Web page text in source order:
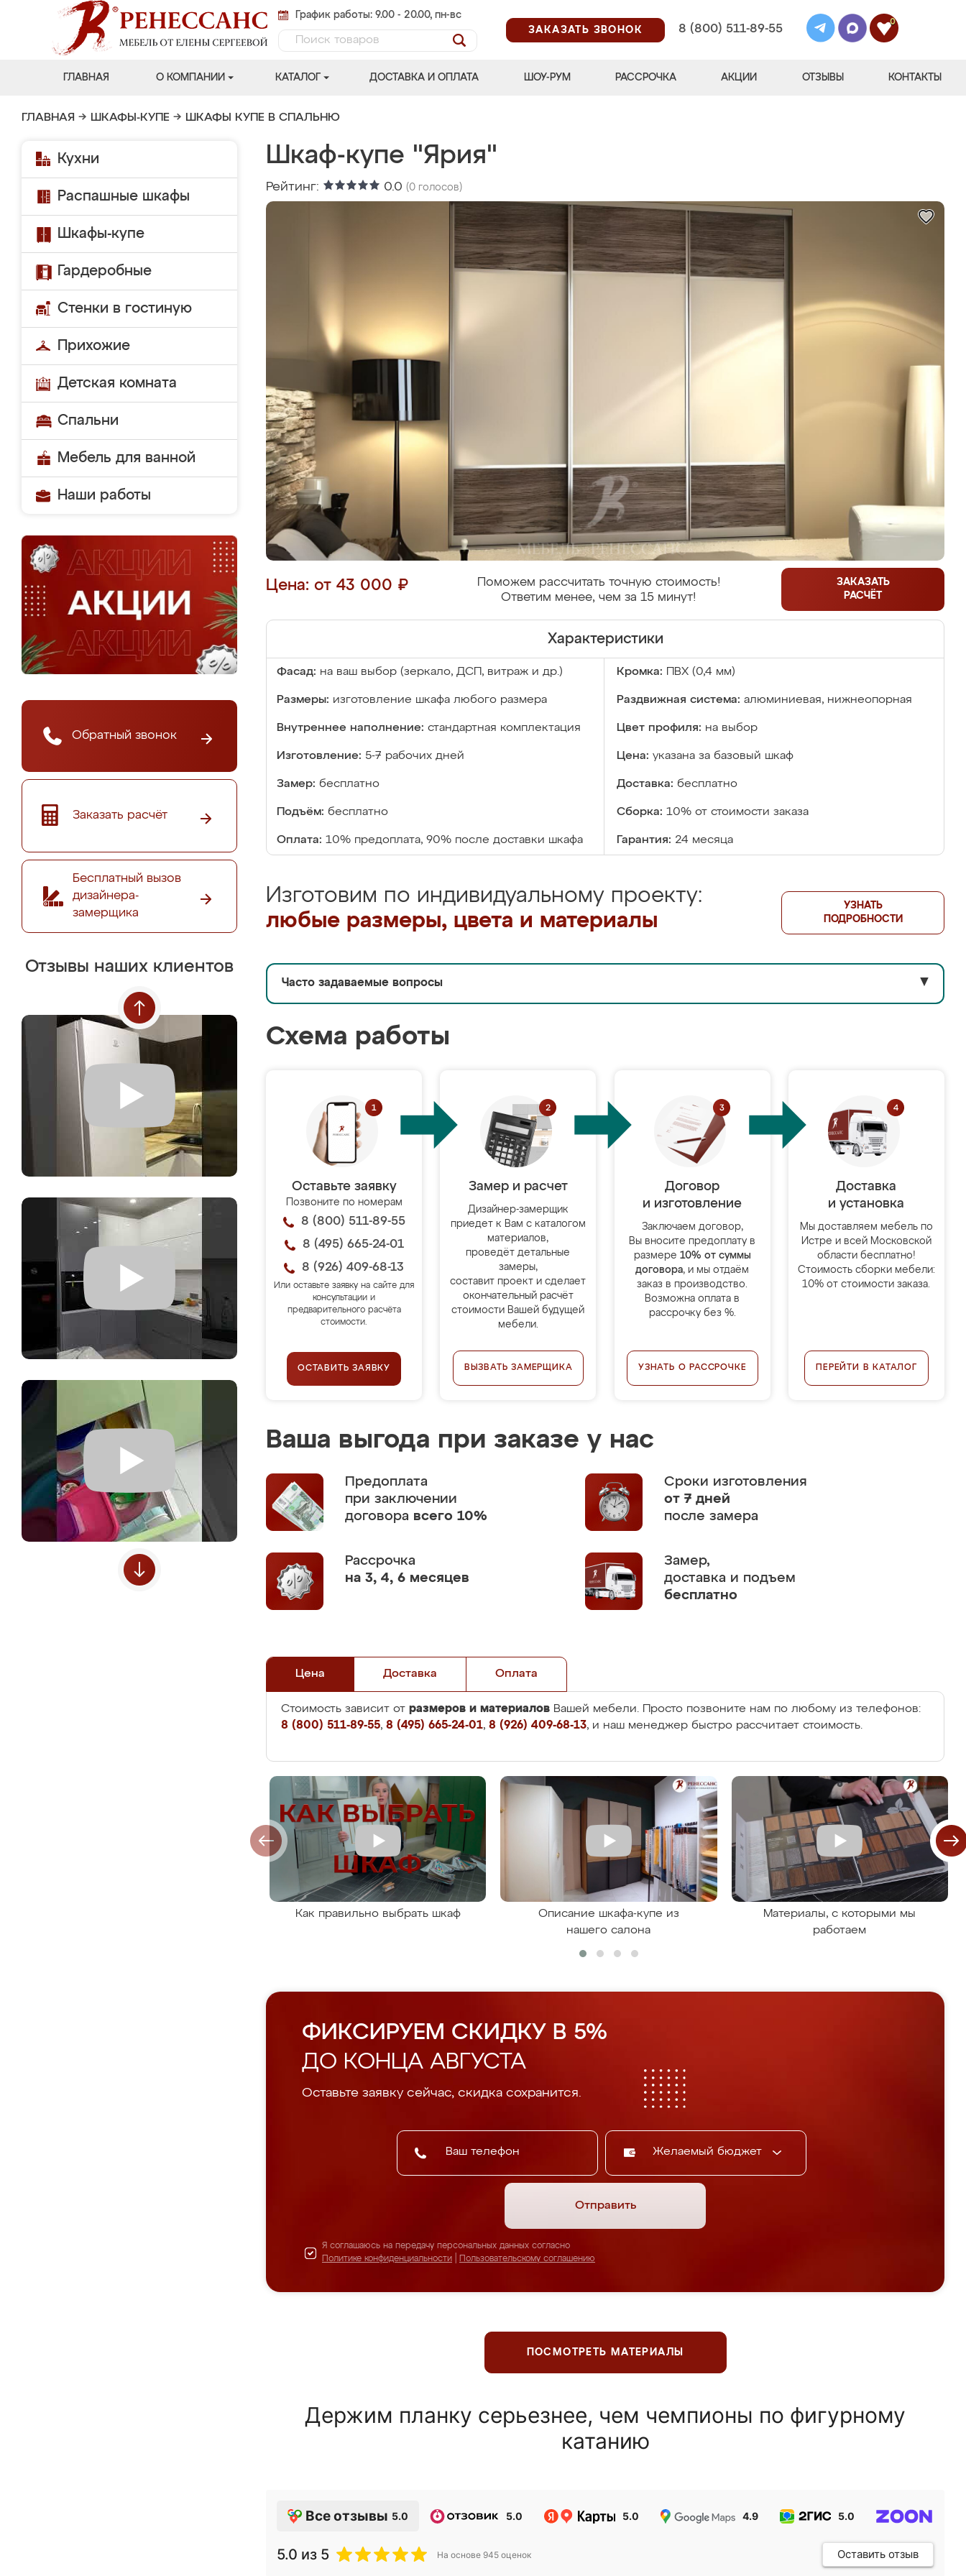
График работы: 9.00 - 20.00, пн-вс
ЗАКАЗАТЬ ЗВОНОК
8 (800) 511-89-55
0
ГЛАВНАЯ О КОМПАНИИ КАТАЛОГ ДОСТАВКА И ОПЛАТА ШОУ-РУМ РАССРОЧКА АКЦИИ ОТЗЫВЫ КОНТАКТЫ
ГЛАВНАЯ → ШКАФЫ-КУПЕ → ШКАФЫ КУПЕ В СПАЛЬНЮ
Кухни
Распашные шкафы
Шкафы-купе
Гардеробные
Стенки в гостиную
Прихожие
Детская комната
Спальни
Мебель для ванной
Наши работы
Обратный звонок
Заказать расчёт
Бесплатный вызов
дизайнера-
замерщика
Отзывы наших клиентов
Шкаф-купе "Ярия"
Рейтинг: 0.0 (0 голосов)
Цена: от 43 000 ₽
Поможем рассчитать точную стоимость!
Ответим менее, чем за 15 минут!
ЗАКАЗАТЬ
РАСЧЁТ
Характеристики
Фасад: на ваш выбор (зеркало, ДСП, витраж и др.) Кромка: ПВХ (0,4 мм)
Размеры: изготовление шкафа любого размера Раздвижная система: алюминиевая, нижнеопорная
Внутреннее наполнение: стандартная комплектация Цвет профиля: на выбор
Изготовление: 5-7 рабочих дней Цена: указана за базовый шкаф
Замер: бесплатно Доставка: бесплатно
Подъём: бесплатно Сборка: 10% от стоимости заказа
Оплата: 10% предоплата, 90% после доставки шкафа Гарантия: 24 месяца
Изготовим по индивидуальному проекту:
любые размеры, цвета и материалы
УЗНАТЬ
ПОДРОБНОСТИ
Часто задаваемые вопросы ▼
Схема работы
Оставьте заявку
Позвоните по номерам
8 (800) 511-89-55
8 (495) 665-24-01
8 (926) 409-68-13
Или оставьте заявку на сайте для
консультации и
предварительного расчёта
стоимости.
ОСТАВИТЬ ЗАЯВКУ
Замер и расчет
Дизайнер-замерщик
приедет к Вам с каталогом
материалов,
проведёт детальные
замеры,
составит проект и сделает
окончательный расчёт
стоимости Вашей будущей
мебели.
ВЫЗВАТЬ ЗАМЕРЩИКА
Договор
и изготовление
Заключаем договор,
Вы вносите предоплату в
размере 10% от суммы
договора, и мы отдаём
заказ в производство.
Возможна оплата в
рассрочку без %.
УЗНАТЬ О РАССРОЧКЕ
Доставка
и установка
Мы доставляем мебель по
Истре и всей Московской
области бесплатно!
Стоимость сборки мебели:
10% от стоимости заказа.
ПЕРЕЙТИ В КАТАЛОГ
Ваша выгода при заказе у нас
Предоплата
при заключении
договора всего 10%
Сроки изготовления
от 7 дней
после замера
Рассрочка
на 3, 4, 6 месяцев
Замер,
доставка и подъем
бесплатно
Цена Доставка Оплата
Стоимость зависит от размеров и материалов Вашей мебели. Просто позвоните нам по любому из телефонов:
8 (800) 511-89-55, 8 (495) 665-24-01, 8 (926) 409-68-13, и наш менеджер быстро рассчитает стоимость.
Как правильно выбрать шкаф
Описание шкафа-купе из
нашего салона
Материалы, с которыми мы
работаем
ФИКСИРУЕМ СКИДКУ В 5%
ДО КОНЦА АВГУСТА
Оставьте заявку сейчас, скидка сохранится.
Желаемый бюджет
Отправить
Я соглашаюсь на передачу персональных данных согласно
Политике конфиденциальности
Пользовательскому соглашению
ПОСМОТРЕТЬ МАТЕРИАЛЫ
Держим планку серьезнее, чем чемпионы по фигурному
катанию
Все отзывы 5.0 5.0 5.0 4.9 5.0
5.0 из 5 На основе 945 оценок Оставить отзыв